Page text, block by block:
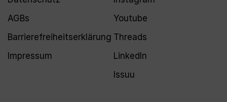
AGBs
Barrierefreiheitserklärung
Impressum
Youtube
Threads
LinkedIn
Issuu